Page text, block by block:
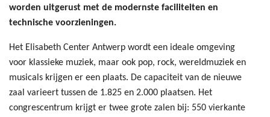
worden uitgerust met de modernste faciliteiten en
technische voorzieningen.
Het Elisabeth Center Antwerp wordt een ideale omgeving
voor klassieke muziek, maar ook pop, rock, wereldmuziek en
musicals krijgen er een plaats. De capaciteit van de nieuwe
zaal varieert tussen de 1.825 en 2.000 plaatsen. Het
congrescentrum krijgt er twee grote zalen bij: 550 vierkante